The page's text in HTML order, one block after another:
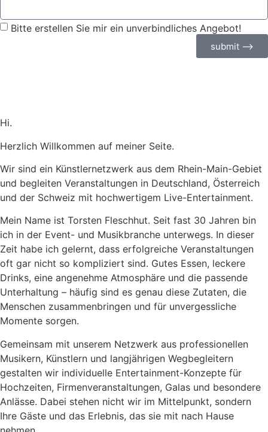
Bitte erstellen Sie mir ein unverbindliches Angebot!
submit ⟶
Hi.
Herzlich Willkommen auf meiner Seite.
Wir sind ein Künstlernetzwerk aus dem Rhein-Main-Gebiet
und begleiten Veranstaltungen in Deutschland, Österreich
und der Schweiz mit hochwertigem Live-Entertainment.
Mein Name ist Torsten Fleschhut. Seit fast 30 Jahren bin
ich in der Event- und Musikbranche unterwegs. In dieser
Zeit habe ich gelernt, dass erfolgreiche Veranstaltungen
oft gar nicht so kompliziert sind. Gutes Essen, leckere
Drinks, eine angenehme Atmosphäre und die passende
Unterhaltung – häufig sind es genau diese Zutaten, die
Menschen zusammenbringen und für unvergessliche
Momente sorgen.
Gemeinsam mit unserem Netzwerk aus professionellen
Musikern, Künstlern und langjährigen Wegbegleitern
gestalten wir individuelle Entertainment-Konzepte für
Hochzeiten, Firmenveranstaltungen, Galas und besondere
Anlässe. Dabei stehen nicht wir im Mittelpunkt, sondern
Ihre Gäste und das Erlebnis, das sie mit nach Hause